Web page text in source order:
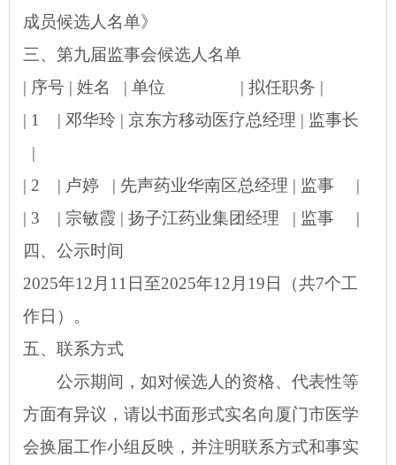
成员候选人名单》
三、第九届监事会候选人名单
| 序号 | 姓名 | 单位 | 拟任职务 |
| 1 | 邓华玲 | 京东方移动医疗总经理 | 监事长
|
| 2 | 卢婷 | 先声药业华南区总经理 | 监事 |
| 3 | 宗敏霞 | 扬子江药业集团经理 | 监事 |
四、公示时间
2025年1 2 月 11日至2025年12月19日（共7个工
作日）。
五、联系方式
公示期间，如对候选人的资格、代表性等
方面有异议，请以书面形式实名向厦门市医学
会换届工作小组反映，并注明联系方式和事实